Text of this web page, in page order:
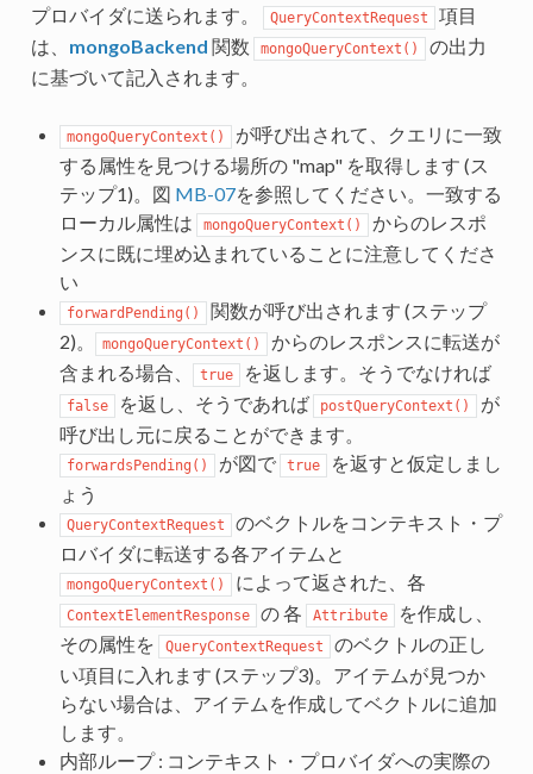
プロバイダに送られます。
QueryContextRequest
項目
は、 mongoBackend 関数 mongoQueryContext()
の出力
に基づいて記入されます。
mongoQueryContext()
が呼び出されて、クエリに一致
する属性を見つける場所の "map" を取得します (ス
テップ1)。図 MB-07を参照してください。一致する
ローカル属性は
mongoQueryContext()
からのレスポ
ンスに既に埋め込まれていることに注意してくださ
い
forwardPending()
関数が呼び出されます (ステップ
2)。
mongoQueryContext()
からのレスポンスに転送が
含まれる場合、
true を返します。そうでなければ
false を返し、そうであれば postQueryContext()
が
呼び出し元に戻ることができます。
forwardsPending() が図で true
を返すと仮定しまし
ょう
QueryContextRequest
のベクトルをコンテキスト・プ
ロバイダに転送する各アイテムと
mongoQueryContext() によって返された、各
ContextElementResponse の 各 Attribute
を作成し、
その属性を
QueryContextRequest
のベクトルの正し
い項目に入れます (ステップ3)。アイテムが見つか
らない場合は、アイテムを作成してベクトルに追加
します。
内部ループ : コンテキスト・プロバイダへの実際の